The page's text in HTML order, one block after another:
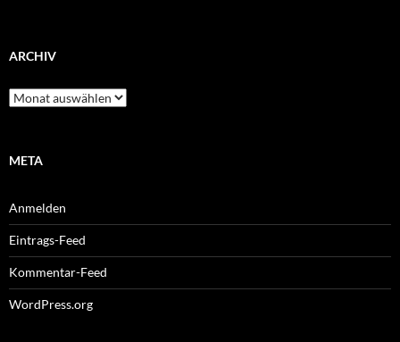
ARCHIV
Archiv
META
Anmelden
Eintrags-Feed
Kommentar-Feed
WordPress.org